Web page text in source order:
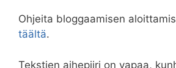
Ohjeita bloggaamisen
täältä.
Tekstien aihepiiri on vapaa,